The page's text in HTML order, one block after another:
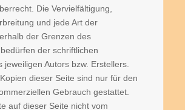
Die Vervielfältigung,
und jede Art der
der Grenzen des
der schriftlichen
jeweiligen Autors bzw. Erstellers.
dieser Seite sind nur für den
Gebrauch gestattet.
auf dieser Seite nicht vom